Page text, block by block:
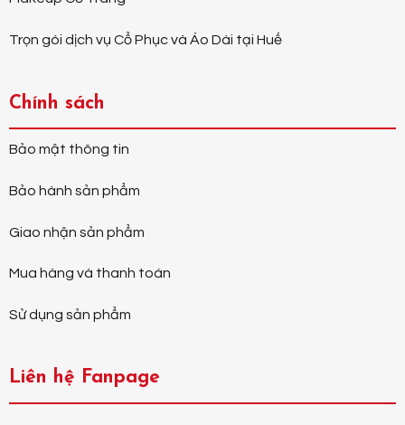
Trọn gói dịch vụ Cổ Phục và Áo Dài tại Huế
Chính sách
Bảo mật thông tin
Bảo hành sản phẩm
Giao nhận sản phẩm
Mua hàng và thanh toán
Sử dụng sản phẩm
Liên hệ Fanpage